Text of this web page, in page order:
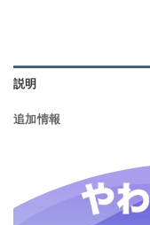
説明
追加情報